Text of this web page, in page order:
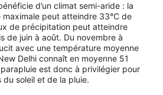
d’un climat semi-aride : la
peut atteindre 33°C de
de précipitation peut atteindre
de juin à août. Du novembre à
avec une température moyenne
Delhi connaît en moyenne 51
est donc à privilégier pour
soleil et de la pluie.